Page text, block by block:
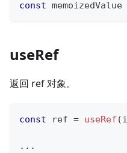
const memoizedValue
useRef
返回 ref 对象。
const ref = useRef (
...